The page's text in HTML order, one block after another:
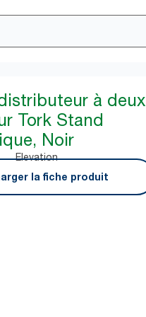
à deux
Tork Stand
Noir
Elevation
la fiche produit